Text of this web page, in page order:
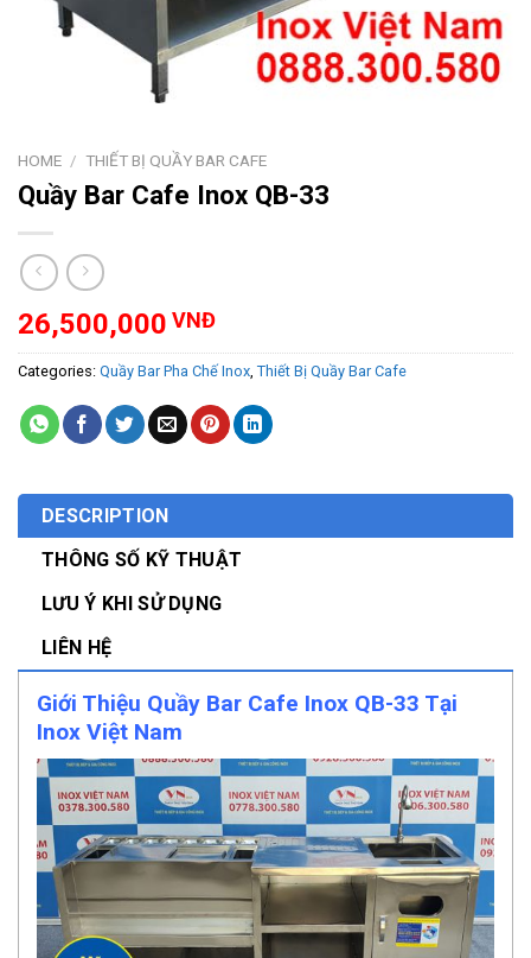
HOME / THIẾT BỊ QUẦY BAR CAFE
Quầy Bar Cafe Inox QB-33
26,500,000 VNĐ
Categories: Quầy Bar Pha Chế Inox, Thiết Bị Quầy Bar Cafe
DESCRIPTION
THÔNG SỐ KỸ THUẬT
LƯU Ý KHI SỬ DỤNG
LIÊN HỆ
Giới Thiệu Quầy Bar Cafe Inox QB-33 Tại
Inox Việt Nam